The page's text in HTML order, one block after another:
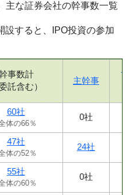
主な証券会社の幹事数一覧
設すると、IPO投資の参加
事数計
委託含む）
主幹事
60社
体の66％
0社
47社
体の52％
24社
55社
体の60％
0社